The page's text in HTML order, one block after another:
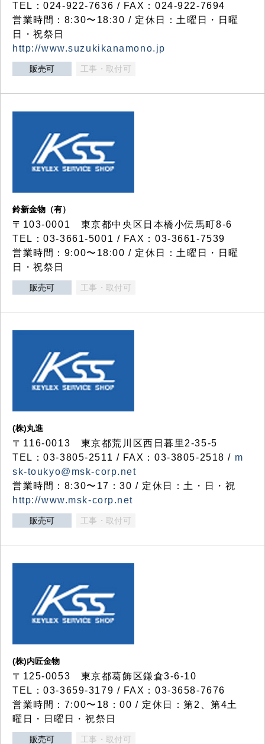
TEL：024-922-7636 / FAX：024-922-7694
営業時間：8:30〜18:30 / 定休日：土曜日・日曜
日・祝祭日
http://www.suzukikanamono.jp
販売可 工事・取付可
鈴新金物（有）
〒103-0001 東京都中央区日本橋小伝馬町8-6
TEL：03-3661-5001 / FAX：03-3661-7539
営業時間：9:00〜18:00 / 定休日：土曜日・日曜
日・祝祭日
販売可 工事・取付可
(株)丸進
〒116-0013 東京都荒川区西日暮里2-35-5
TEL：03-3805-2511 / FAX：03-3805-2518 / m
sk-toukyo@msk-corp.net
営業時間：8:30〜17：30 / 定休日：土・日・祝
http://www.msk-corp.net
販売可 工事・取付可
(株)内匠金物
〒125-0053 東京都葛飾区鎌倉3-6-10
TEL：03-3659-3179 / FAX：03-3658-7676
営業時間：7:00〜18：00 / 定休日：第2、第4土
曜日・日曜日・祝祭日
販売可 工事・取付可